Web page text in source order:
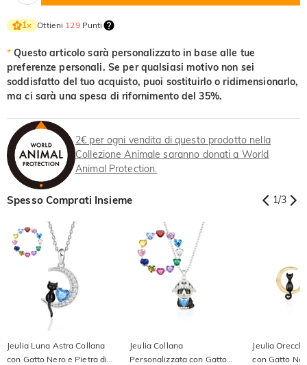
1× Ottieni 129Punti
* Questo articolo sarà personalizzato in base alle tue
preferenze personali. Se per qualsiasi motivo non sei
soddisfatto del tuo acquisto, puoi sostituirlo o ridimensionarlo,
ma ci sarà una spesa di rifornimento del 35%.
2€ per ogni vendita di questo prodotto nella
Collezione Animale saranno donati a World
Animal Protection.
Spesso Comprati Insieme 1/3
Jeulia Luna Astra Collana
con Gatto Nero e Pietra di
Jeulia Collana
Personalizzata con Gatto
Jeulia
con Gatto